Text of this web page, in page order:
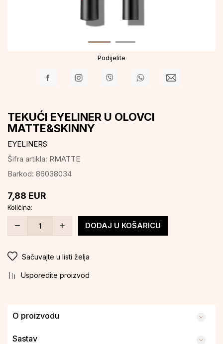
Podijelite
TEKUĆI EYELINER U OLOVCI
MATTE&SKINNY
EYELINERS
Šifra artikla: RMATTE
Barkod: 86038034
7,88 EUR
Količina:
DODAJ U KOŠARICU
Sačuvajte u listi želja
Usporedite proizvod
O proizvodu
Sastav